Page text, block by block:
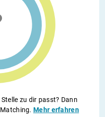
zu dir passt? Dann
Matching.Mehr erfahren